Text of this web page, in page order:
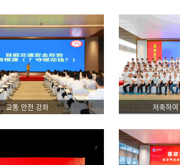
교통 안전 강좌 저축하